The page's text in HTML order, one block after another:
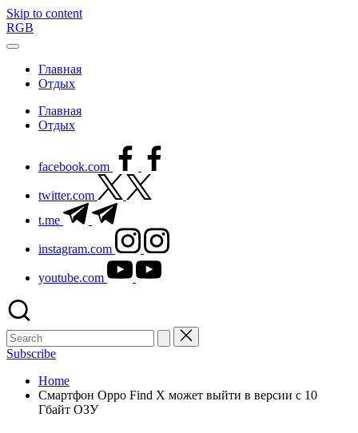
Skip to content
RGB
Главная
Отдых
Главная
Отдых
facebook.com
twitter.com
t.me
instagram.com
youtube.com
Subscribe
Home
Смартфон Oppo Find X может выйти в версии с 10
Гбайт ОЗУ